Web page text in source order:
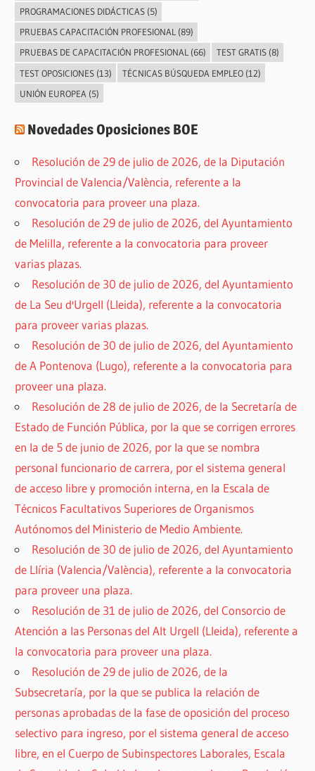
PROGRAMACIONES DIDÁCTICAS(5)
PRUEBAS CAPACITACIÓN PROFESIONAL(89)
PRUEBAS DE CAPACITACIÓN PROFESIONAL(66) TEST GRATIS(8)
TEST OPOSICIONES(13) TÉCNICAS BÚSQUEDA EMPLEO(12)
UNIÓN EUROPEA (5)
Novedades Oposiciones BOE
Resolución de 29 de julio de 2026, de la Diputación
Provincial de Valencia/València, referente a la
convocatoria para proveer una plaza.
Resolución de 29 de julio de 2026, del Ayuntamiento
de Melilla, referente a la convocatoria para proveer
varias plazas.
Resolución de 30 de julio de 2026, del Ayuntamiento
de La Seu d'Urgell (Lleida), referente a la convocatoria
para proveer varias plazas.
Resolución de 30 de julio de 2026, del Ayuntamiento
de A Pontenova (Lugo), referente a la convocatoria para
proveer una plaza.
Resolución de 28 de julio de 2026, de la Secretaría de
Estado de Función Pública, por la que se corrigen errores
en la de 5 de junio de 2026, por la que se nombra
personal funcionario de carrera, por el sistema general
de acceso libre y promoción interna, en la Escala de
Técnicos Facultativos Superiores de Organismos
Autónomos del Ministerio de Medio Ambiente.
Resolución de 30 de julio de 2026, del Ayuntamiento
de Llíria (Valencia/València), referente a la convocatoria
para proveer una plaza.
Resolución de 31 de julio de 2026, del Consorcio de
Atención a las Personas del Alt Urgell (Lleida), referente a
la convocatoria para proveer una plaza.
Resolución de 29 de julio de 2026, de la
Subsecretaría, por la que se publica la relación de
personas aprobadas de la fase de oposición del proceso
selectivo para ingreso, por el sistema general de acceso
libre, en el Cuerpo de Subinspectores Laborales, Escala